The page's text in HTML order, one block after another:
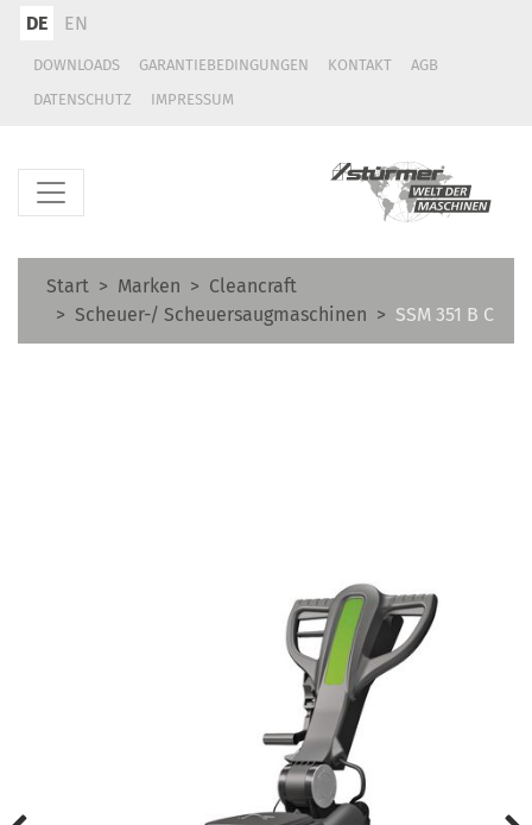
DE EN
DOWNLOADS GARANTIEBEDINGUNGEN KONTAKT
AGB
DATENSCHUTZ
IMPRESSUM
Start Marken
Cleancraft
Scheuer-/ Scheuersaugmaschinen
SSM 351 B C